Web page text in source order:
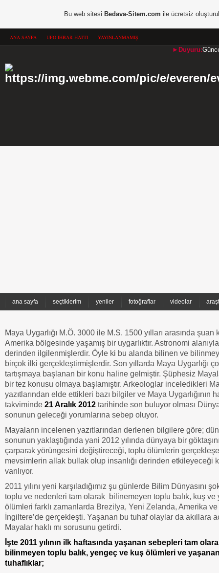
ANA SAYFA UFO İHBAR HATTI YAYINLANMAMIŞ
►Duyuru:
ana sayfa seçtiklerim yeniler fotoğraflar videolar
Maya Uygarlığı M.Ö. 3000 ile M.S. 1500 yılları arasında şuan
Amerika bölgesinde yaşamış bir uygarlıktır. Astronomi
derinden ilgilenmişlerdir. Öyle ki bu alanda bilinen ve
birçok ilki gerçekleştirmişlerdir. Son yıllarda Maya Uygarlığı
tartışmaya başlanan bir konu haline gelmiştir. Şüphesiz
bir tez konusu olmaya başlamıştır. Arkeologlar inceledikleri
yazıtlarından elde ettikleri bazı bilgiler ve Maya Uygarlığının
takviminde 21 Aralık 2012 tarihinde son buluyor olması
sonunun geleceği yorumlarına sebep oluyor.
Mayaların incelenen yazıtlarından derlenen bilgilere göre;
sonunun yaklaştığında yani 2012 yılında dünyaya bir
çarparak yörüngesini değiştireceği, toplu ölümlerin
mevsimlerin allak bullak olup insanlığı derinden etkileyeceği
varılıyor.
2011 yılını yeni karşıladığımız şu günlerde Bilim Dünyasını
toplu ve nedenleri tam olarak bilinemeyen toplu balık, kuş ve
ölümleri farklı zamanlarda Brezilya, Yeni Zelanda, Amerika ve
İngiltere’de gerçekleşti. Yaşanan bu tuhaf olaylar da akıllara
Mayalar haklı mı sorusunu getirdi.
İşte 2011 yılının ilk haftasında yaşanan sebepleri tam
bilinmeyen toplu balık, yengeç ve kuş ölümleri ve yaşanan
tuhaflıklar;
Bu web sitesi Bedava-Sitem.com ile ücretsiz